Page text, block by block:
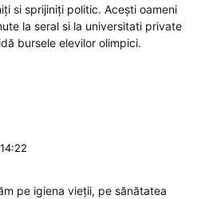
si sprijiniți politic. Acești oameni
la seral si la universitati private
bursele elevilor olimpici.
pe igiena vieții, pe sănătatea